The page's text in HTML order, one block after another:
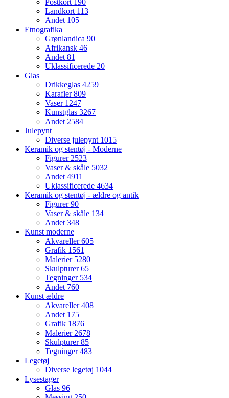
Postkort 190
Landkort 113
Andet 105
Etnografika
Grønlandica 90
Afrikansk 46
Andet81
Uklassificerede 20
Glas
Drikkeglas 4259
Karafler809
Vaser 1247
Kunstglas 3267
Andet2584
Julepynt
Diverse julepynt 1015
Keramik og stentøj - Moderne
Figurer2523
Vaser & skåle 5032
Andet4911
Uklassificerede 4634
Keramik og stentøj - ældre og antik
Figurer90
Vaser & skåle 134
Andet348
Kunst moderne
Akvareller605
Grafik 1561
Malerier 5280
Skulpturer65
Tegninger 534
Andet 760
Kunst ældre
Akvareller408
Andet 175
Grafik 1876
Malerier2678
Skulpturer85
Tegninger483
Legetøj
Diverse legetøj 1044
Lysestager
Glas 96